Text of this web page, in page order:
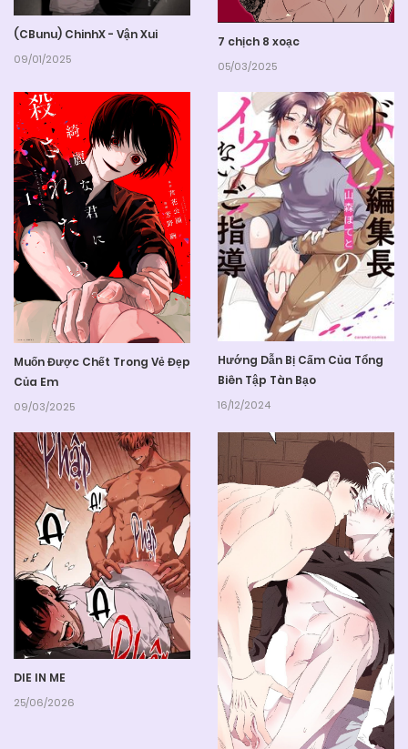
(CBunu) ChinhX - Vận Xui
09/01/2025
7 chịch 8 xoạc
05/03/2025
Muốn Được Chết Trong Vẻ Đẹp
Của Em
09/03/2025
Hướng Dẫn Bị Cấm Của Tổng
Biên Tập Tàn Bạo
16/12/2024
DIE IN ME
25/06/2026